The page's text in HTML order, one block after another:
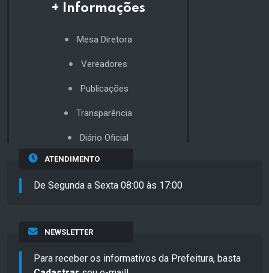
+ Informações
Mesa Diretora
Vereadores
Publicações
Transparência
Diário Oficial
ATENDIMENTO
De Segunda a Sexta 08:00 às 17:00
NEWSLETTER
Para receber os informativos da Prefeitura, basta